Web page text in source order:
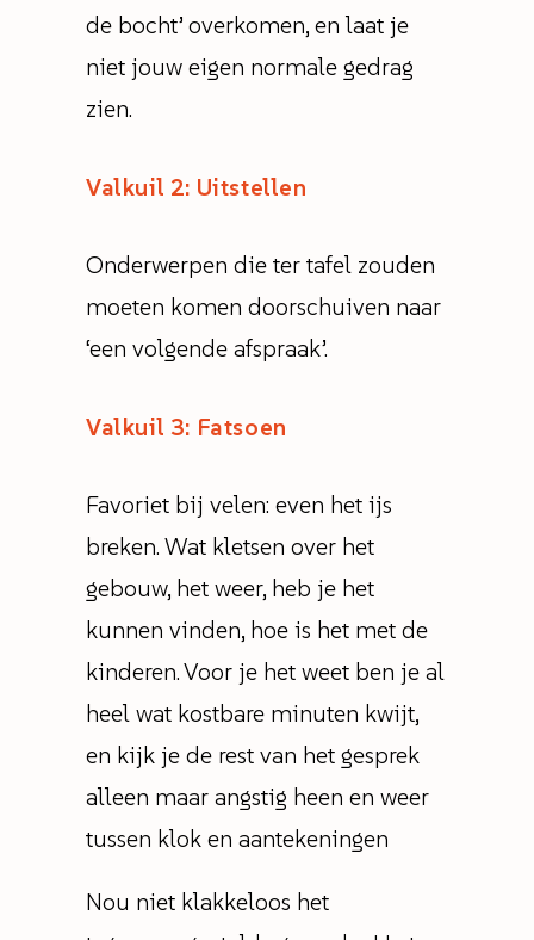
de bocht’ overkomen, en laat je
niet jouw eigen normale gedrag
zien.
Valkuil 2: Uitstellen
Onderwerpen die ter tafel zouden
moeten komen doorschuiven naar
‘een volgende afspraak’.
Valkuil 3: Fatsoen
Favoriet bij velen: even het ijs
breken. Wat kletsen over het
gebouw, het weer, heb je het
kunnen vinden, hoe is het met de
kinderen. Voor je het weet ben je al
heel wat kostbare minuten kwijt,
en kijk je de rest van het gesprek
alleen maar angstig heen en weer
tussen klok en aantekeningen
Nou niet klakkeloos het